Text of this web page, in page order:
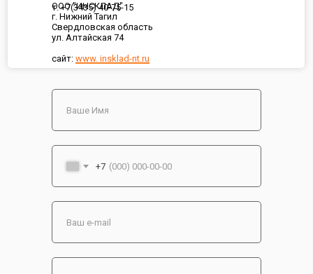
ООО "ИНСКЛАД"
г. Нижний Тагил
Свердловская область
ул. Алтайская 74
сайт: www. insklad-nt.ru
т. +7(3435) 40-75-15
+7